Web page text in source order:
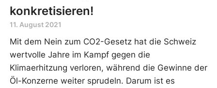
konkretisieren!
11. August 2021
Mit dem Nein zum CO2-Gesetz hat die Schweiz
wertvolle Jahre im Kampf gegen die
Klimaerhitzung verloren, während die Gewinne der
Öl-Konzerne weiter sprudeln. Darum ist es